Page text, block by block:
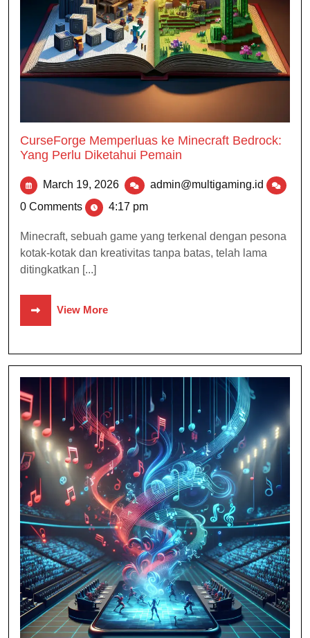
CurseForge Memperluas ke Minecraft Bedrock:
Yang Perlu Diketahui Pemain
March 19, 2026
admin@multigaming.id
0 Comments
4:17 pm
Minecraft, sebuah game yang terkenal dengan pesona
kotak-kotak dan kreativitas tanpa batas, telah lama
ditingkatkan [...]
View More